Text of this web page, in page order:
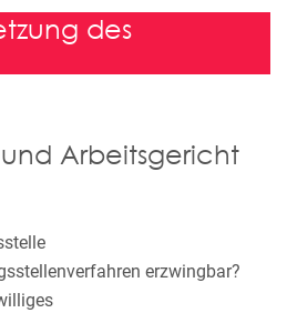
des
Arbeitsgericht
erzwingbar?